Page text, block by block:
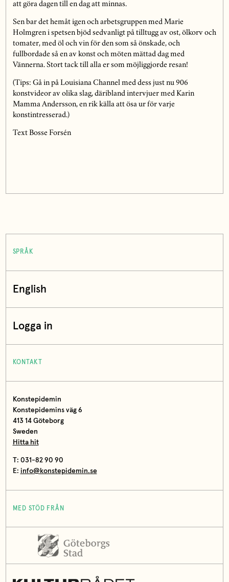
att göra dagen till en dag att minnas.
Sen bar det hemåt igen och arbetsgruppen med Marie
Holmgren i spetsen bjöd sedvanligt på tilltugg av ost, ölkorv och
tomater, med öl och vin för den som så önskade, och
fullbordade så en av konst och möten mättad dag med
Vännerna. Stort tack till alla er som möjliggjorde resan!
(Tips: Gå in på Louisiana Channel med dess just nu 906
konstvideor av olika slag, däribland intervjuer med Karin
Mamma Andersson, en rik källa att ösa ur för varje
konstintresserad.)
Text Bosse Forsén
SPRÅK
English
Logga in
KONTAKT
Konstepidemin
Konstepidemins väg 6
413 14 Göteborg
Sweden
Hitta hit
T: 031-82 90 90
E: info@konstepidemin.se
MED STÖD FRÅN